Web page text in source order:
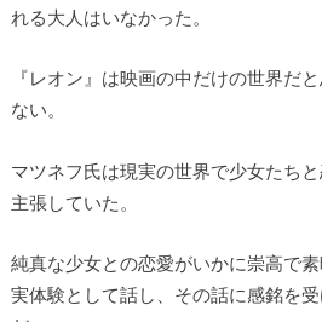
れる大人はいなかった。
『レオン』は映画の中だけの世界だ
ない。
マツネフ氏は現実の世界で少女たち
主張していた。
純真な少女との恋愛がいかに崇高で
実体験として話し、その話に感銘を